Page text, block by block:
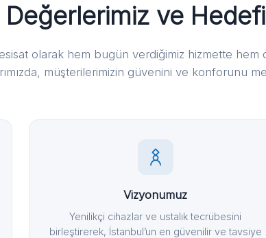
Değerlerimiz ve
olarak hem bugün verdiğimiz hizmette hem
müşterilerimizin güvenini ve konforunu
Vizyonumuz
Yenilikçi cihazlar ve ustalık tecrübesini
birleştirerek, İstanbul’un en güvenilir ve tavsiye